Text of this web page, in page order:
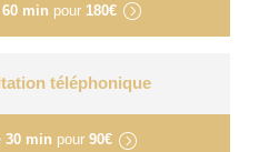
60 min pour 180€
téléphonique
30 min pour 90€